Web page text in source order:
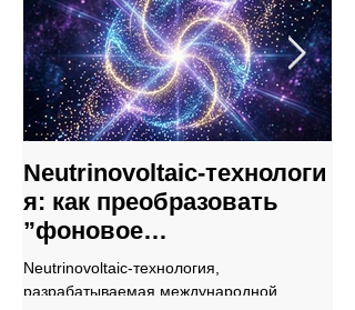
Neutrinovoltaic‑технологи
я: как преобразовать
”фоновое
энергетическое море“ в
источник энергии
Neutrinovoltaic‑технология,
разрабатываемая международной